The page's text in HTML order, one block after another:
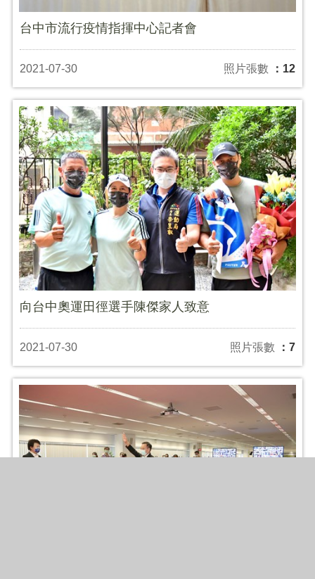
台中市流行疫情指揮中心記者會
2021-07-30 照片張數 ：12
向台中奧運田徑選手陳傑家人致意
2021-07-30 照片張數 ：7